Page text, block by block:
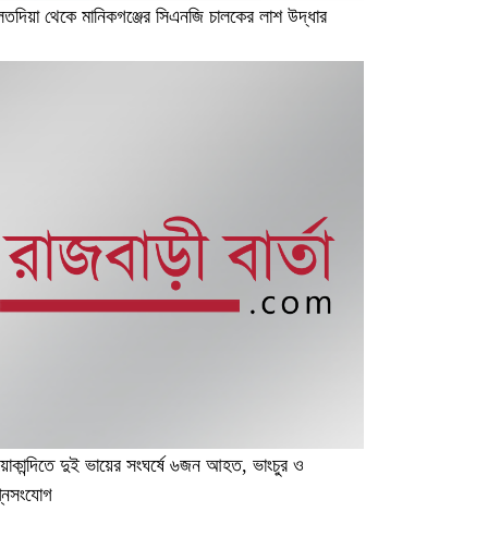
থেকে মানিকগঞ্জের সিএনজি চালকের লাশ উদ্ধার
দুই ভায়ের সংঘর্ষে ৬জন আহত, ভাংচুর ও